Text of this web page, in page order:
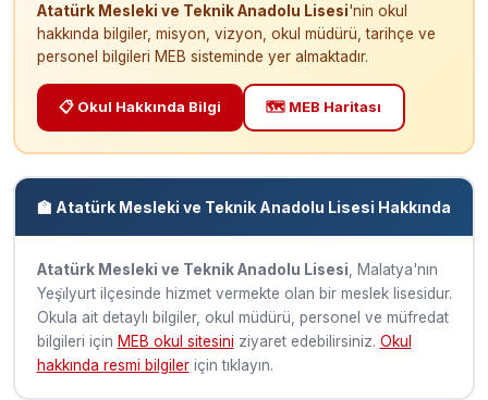
Atatürk Mesleki ve Teknik Anadolu Lisesi'nin okul
hakkında bilgiler, misyon, vizyon, okul müdürü, tarihçe ve
personel bilgileri MEB sisteminde yer almaktadır.
📋 Okul Hakkında Bilgi 🗺️ MEB Haritası
🏫 Atatürk Mesleki ve Teknik Anadolu Lisesi Hakkında
Atatürk Mesleki ve Teknik Anadolu Lisesi , Malatya'nın
Yeşi̇lyurt ilçesinde hizmet vermekte olan bir meslek lisesidur.
Okula ait detaylı bilgiler, okul müdürü, personel ve müfredat
bilgileri için MEB okul sitesini ziyaret edebilirsiniz. Okul
hakkında resmi bilgileriçin tıklayın.